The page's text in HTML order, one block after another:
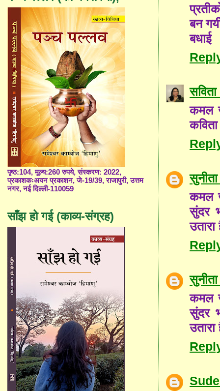
बन
बधाई
कमल
कमल
सुंदर
कमल
सुंदर
पृष्ठ:104, मूल्य:260 रुपये, संस्करण: 2022,
प्रकाशकःअयन प्रकाशन, जे-19/39, राजापुरी, उत्तम
नगर, नई दिल्ली-110059
साँझ हो गई (काव्य-संग्रह)